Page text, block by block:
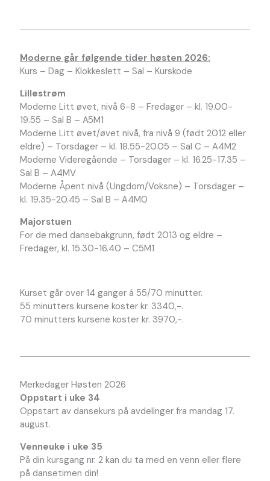
Moderne går følgende tider høsten 2026:
Kurs – Dag – Klokkeslett – Sal – Kurskode
Lillestrøm
Moderne Litt øvet, nivå 6-8 – Fredager – kl. 19.00-
19.55 – Sal B – A5M1
Moderne Litt øvet/øvet nivå, fra nivå 9 (født 2012 eller
eldre) – Torsdager – kl. 18.55-20.05 – Sal C – A4M2
Moderne Videregående – Torsdager – kl. 16.25-17.35 –
Sal B – A4MV
Moderne Åpent nivå (Ungdom/Voksne) – Torsdager –
kl. 19.35-20.45 – Sal B – A4M0
Majorstuen
For de med dansebakgrunn, født 2013 og eldre –
Fredager, kl. 15.30-16.40 – C5M1
Kurset går over 14 ganger á 55/70 minutter.
55 minutters kursene koster kr. 3340,-.
70 minutters kursene koster kr. 3970,-.
Merkedager Høsten 2026
Oppstart i uke 34
Oppstart av dansekurs på avdelinger fra mandag 17.
august.
Venneuke i uke 35
På din kursgang nr. 2 kan du ta med en venn eller flere
på dansetimen din!